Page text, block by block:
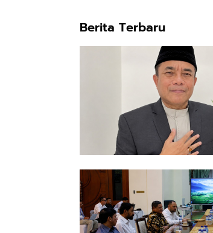
Berita Terbaru